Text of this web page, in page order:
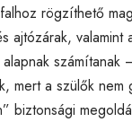
rögzíthető
ajtózárak, valamint
számítanak
mert a szülők nem
biztonsági